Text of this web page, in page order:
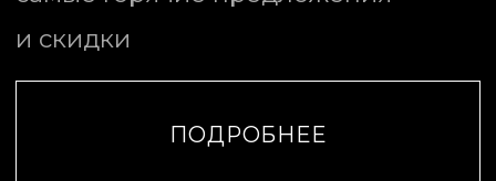
авторские коктейли и атмосферу,